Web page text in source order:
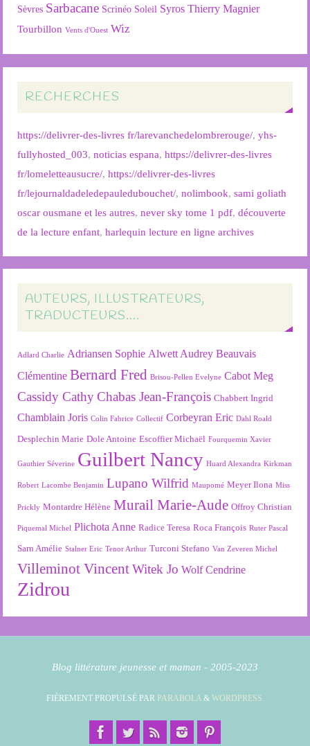
Sèvres Sarbacane Scrinéo Soleil Syros Thierry Magnier
Tourbillon Vents d'Ouest Wiz
RECHERCHES
https://delivrer-des-livres fr/larevanchedelombrerouge/,yhs-
fullyhosted_003,noticias espana,https://delivrer-des-livres
fr/lomeletteausucre/,https://delivrer-des-livres
fr/lejournaldadeledepauledubouchet/,nolimbook,sami goliath
oscar ousmane et les autres,never sky tome 1 pdf,découverte
de la lecture enfant,harlequin lecture en ligne archives
AUTEURS, ILLUSTRATEURS,
TRADUCTEURS….
Adlard Charlie Adriansen Sophie Alwett Audrey Beauvais
Clémentine Bernard Fred Brisou-Pellen Evelyne Cabot Meg
Cassidy Cathy Chabas Jean-François Chabbert Ingrid
Chamblain Joris Colin Fabrice Collectif Corbeyran Eric Dahl Roald
Desplechin Marie Dole Antoine Escoffier Michaël Fourquemin Xavier
Gauthier Séverine Guilbert Nancy Huard Alexandra Kirkman
Robert Lacombe Benjamin Lupano Wilfrid Maupomé Meyer Ilona Miss
Prickly Montardre Hélène Murail Marie-Aude Offroy Christian
Piquemal Michel Plichota Anne Radice Teresa Roca François Ruter Pascal
Sarn Amélie Stalner Eric Tenor Arthur Turconi Stefano Van Zeveren Michel
Villeminot Vincent Witek Jo Wolf Cendrine
Zidrou
Blog littérature jeunesse et maman - 2005-2023
FIÈREMENT PROPULSÉ PAR PARABOLA& WORDPRESS.